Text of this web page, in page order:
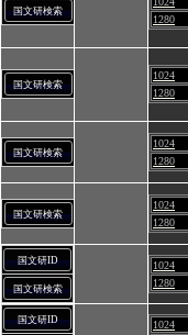
国文研検索
1280
国文研検索
1024
1280
国文研検索
1024
1280
国文研検索
1024
1280
国文研ID
国文研検索
1024
1280
国文研ID
1024